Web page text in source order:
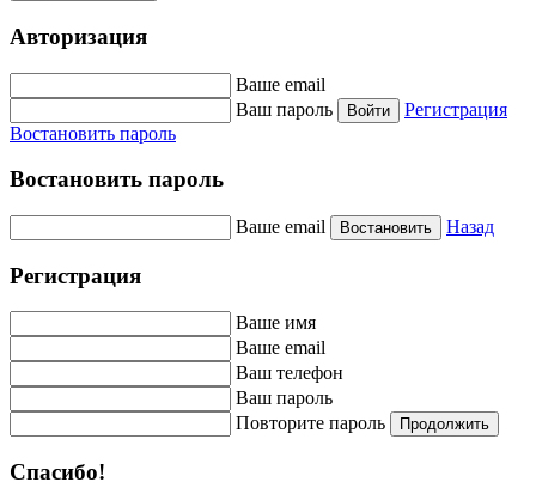
Авторизация
Ваше email
Ваш пароль
Войти
Регистрация
Востановить пароль
Востановить пароль
Ваше email Востановить Назад
Регистрация
Ваше имя
Ваше email
Ваш телефон
Ваш пароль
Повторите пароль
Продолжить
Спасибо!